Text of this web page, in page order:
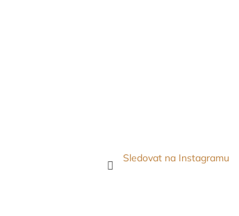
Sledovat na Instagramu